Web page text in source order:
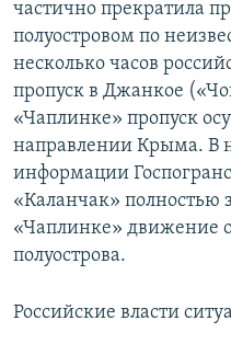
частично прекратила
полуостровом по
несколько часов
пропуск в Джанкое
«Чаплинке» пропуск
направлении Крыма. В
информации
«Каланчак» полностью
«Чаплинке» движение
полуострова.
Российские власти